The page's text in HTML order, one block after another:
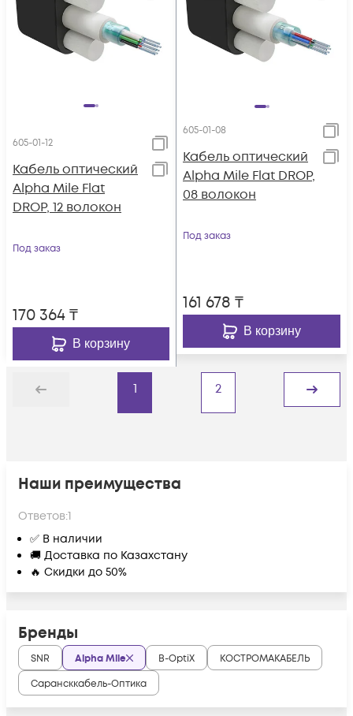
605-01-12
Кабель оптический
Alpha Mile Flat
DROP, 12 волокон
Под заказ
170 364₸
В корзину
605-01-08
Кабель оптический
Alpha Mile Flat DROP,
08 волокон
Под заказ
161 678 ₸
В корзину
Назад
1 2
Дальше
Наши преимущества
Ответов:1
✅ В наличии
🚚 Доставка по Казахстану
🔥 Скидки до 50%
Бренды
SNR Alpha Mile B-OptiX
КОСТРОМАКАБЕЛЬ
Сарансккабель-Оптика